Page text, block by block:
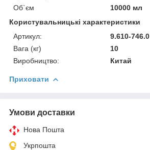
Об`єм
10000 мл
Користувальницькі характеристики
Артикул:
9.610-746.0
Вага (кг)
10
Виробництво:
Китай
Приховати
Умови доставки
Нова Пошта
Укрпошта